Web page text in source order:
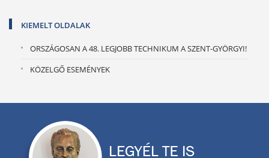
KIEMELT OLDALAK
ORSZÁGOSAN A 48. LEGJOBB TECHNIKUM A SZENT-GYÖRGYI!
KÖZELGŐ ESEMÉNYEK